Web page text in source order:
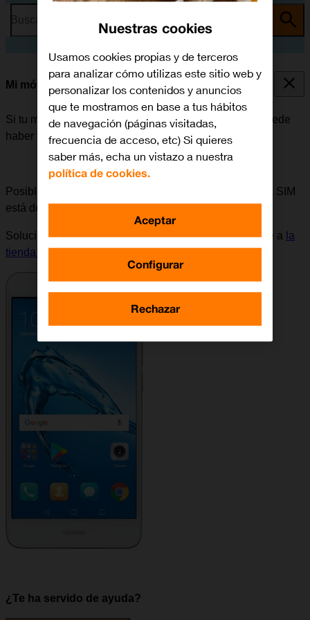
Mi móvil está bloqueado
Si tu móvil está bloqueado después de encenderlo, puede
haber varias causas al problema.
Posible causa 1 de 6:
Se puede comprobar si la tarjeta SIM
está defectuosa, insertándola en otro móvil.
Solución:Para solicitar una nueva tarjeta SIM, dirigirse a la
tienda de Orange
¿Te ha servido de ayuda?
Nuestras cookies
Usamos cookies propias y de terceros
para analizar cómo utilizas este sitio web y
personalizar los contenidos y anuncios
que te mostramos en base a tus hábitos
de navegación (páginas visitadas,
frecuencia de acceso, etc) Si quieres
saber más, echa un vistazo a nuestra
política de cookies.
Configurar
Rechazar
Aceptar